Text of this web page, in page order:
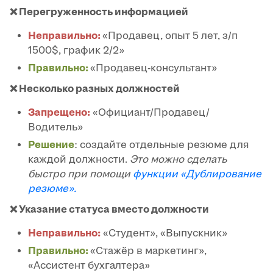
❌ Перегруженность информацией
Неправильно:«Продавец, опыт 5 лет, з/п
1500$, график 2/2»
Правильно:«Продавец-консультант»
❌ Несколько разных должностей
Запрещено: «Официант/Продавец/
Водитель»
Решение: создайте отдельные резюме для
каждой должности. Это можно сделать
быстро при помощи функции «Дублирование
резюме».
❌ Указание статуса вместо должности
Неправильно: «Студент», «Выпускник»
Правильно:«Стажёр в маркетинг»,
«Ассистент бухгалтера»